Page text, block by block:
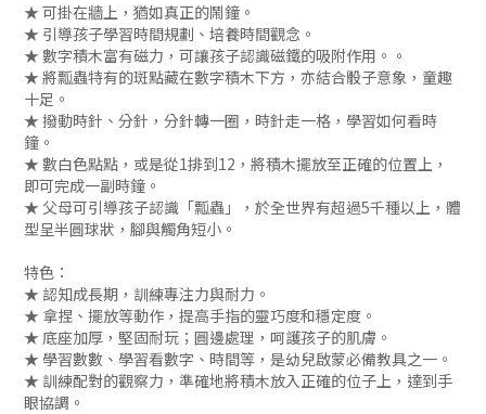
★ 可掛在牆上，猶如真正的鬧鐘。
★ 引導孩子學習時間規劃、培養時間觀念。
★ 數字積木富有磁力，可讓孩子認識磁鐵的吸附作用。。
★ 將瓢蟲特有的斑點藏在數字積木下方，亦結合骰子意象，童趣
十足。
★ 撥動時針、分針，分針轉一圈，時針走一格，學習如何看時
鐘。
★ 數白色點點，或是從1排到12，將積木擺放至正確的位置上，
即可完成一副時鐘。
★ 父母可引導孩子認識「瓢蟲」，於全世界有超過5千種以上，體
型呈半圓球狀，腳與觸角短小。
特色：
★ 認知成長期，訓練專注力與耐力。
★ 拿捏、擺放等動作，提高手指的靈巧度和穩定度。
★ 底座加厚，堅固耐玩；圓邊處理，呵護孩子的肌膚。
★ 學習數數、學習看數字、時間等，是幼兒啟蒙必備教具之一。
★ 訓練配對的觀察力，準確地將積木放入正確的位子上，達到手
眼協調。